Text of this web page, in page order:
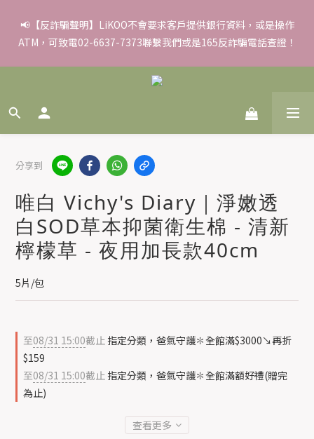
✨滿額好禮 ➊滿９９９贈▸彈力保濕面膜/盒 ➋滿１８８８贈▸蒸氣
熱敷眼罩/盒 ❸滿３３８８贈▸積雪草柔敏舒緩水凝霜EX/瓶
📢【反詐騙聲明】LiKOO不會要求客戶提供銀行資料，或是操作
ATM，可致電02-6637-7373聯繫我們或是165反詐騙電話查證！
✨滿額好禮 ➊滿９９９贈▸彈力保濕面膜/盒 ➋滿１８８８贈▸蒸氣
熱敷眼罩/盒 ❸滿３３８８贈▸積雪草柔敏舒緩水凝霜EX/瓶
分享到
唯白 Vichy's Diary｜淨嫩透
白SOD草本抑菌衛生棉 - 清新
檸檬草 - 夜用加長款40cm
5片/包
至08/31 15:00截止 指定分類，爸氣守護✽全館滿$3000↘再折
$159
至08/31 15:00截止 指定分類，爸氣守護✽全館滿額好禮(贈完
為止)
查看更多